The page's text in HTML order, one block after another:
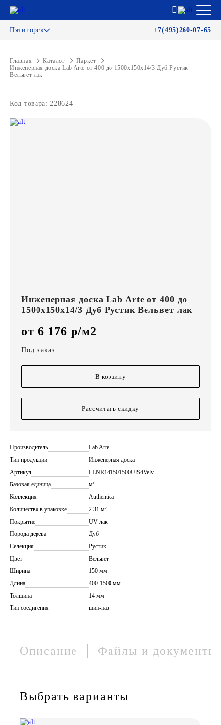
Пятигорск +7(495)260-07-65
Главная Каталог
Паркет
Инженерная доска Lab Arte от 400 до 1500х150х14/3 Дуб Рустик
Вельвет лак
Код товара: 228624
Инженерная доска Lab Arte от 400 до
1500х150х14/3 Дуб Рустик Вельвет лак
от 6 176 р/м2
Под заказ
В корзину
Рассчитать скидку
Производитель
Lab Arte
Тип продукции
Инженерная доска
Артикул
LLNR141501500UlS4Velv
Базовая единица
м²
Коллекция
Authentica
Количество в упаковке
2.31 м²
Покрытие
UV лак
Порода дерева
Дуб
Селекция
Рустик
Цвет
Вельвет
Ширина
150 мм
Длина
400-1500 мм
Толщина
14 мм
Тип соединения
шип-паз
Описание Файлы и документы
Выбрать варианты